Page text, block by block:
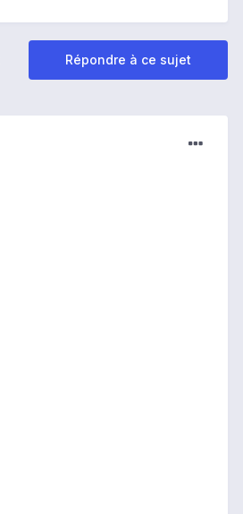
Répondre à ce sujet